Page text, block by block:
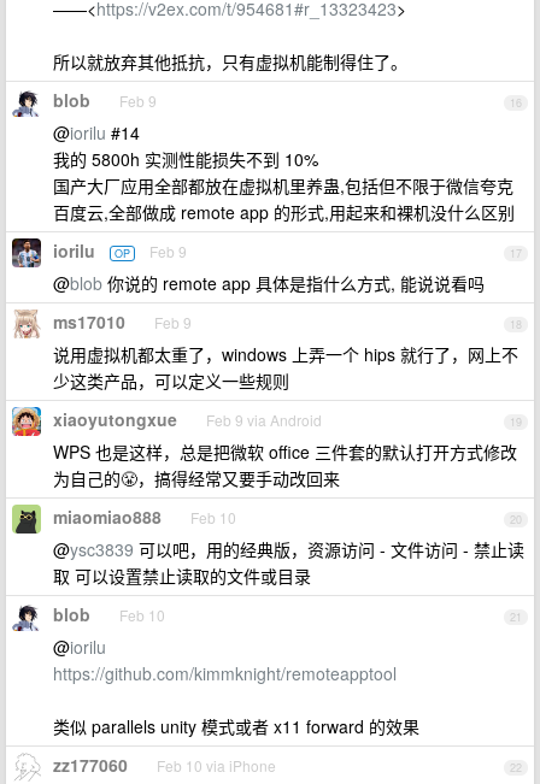
——<https://v2ex.com/t/954681#r_13323423>
所以就放弃其他抵抗，只有虚拟机能制得住了。
16
blob Feb 9
@iorilu #14
我的 5800h 实测性能损失不到 10%
国产大厂应用全部都放在虚拟机里养蛊,包括但不限于微信夸克
百度云,全部做成 remote app 的形式,用起来和裸机没什么区别
17
iorilu OP Feb 9
@blob 你说的 remote app 具体是指什么方式, 能说说看吗
18
ms17010 Feb 9
说用虚拟机都太重了，windows 上弄一个 hips 就行了，网上不
少这类产品，可以定义一些规则
19
xiaoyutongxue Feb 9 via Android
WPS 也是这样，总是把微软 office 三件套的默认打开方式修改
为自己的😤，搞得经常又要手动改回来
20
miaomiao888 Feb 10
@ysc3839 可以吧，用的经典版，资源访问 - 文件访问 - 禁止读
取 可以设置禁止读取的文件或目录
21
blob Feb 10
@iorilu
https://github.com/kimmknight/remoteapptool
类似 parallels unity 模式或者 x11 forward 的效果
22
zz177060 Feb 10 via iPhone